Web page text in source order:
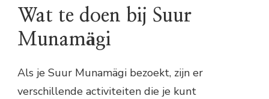
Wat te doen bij Suur
Munamägi
Als je Suur Munamägi bezoekt, zijn er
verschillende activiteiten die je kunt